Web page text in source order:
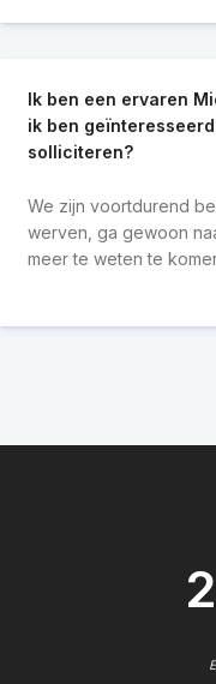
Ik ben een ervaren
ik ben
solliciteren?
We zijn voortdurend
werven, ga gewoon
meer te weten te